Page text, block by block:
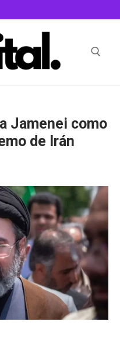
Jamenei como
de Irán